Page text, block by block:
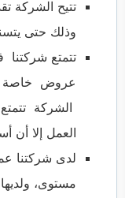
تتيح الشركة
وذلك حتى
تتمتع شركتنا
عروض خاصة
الشركة
العمل إلا أن
لدى شركتنا
مستوى،